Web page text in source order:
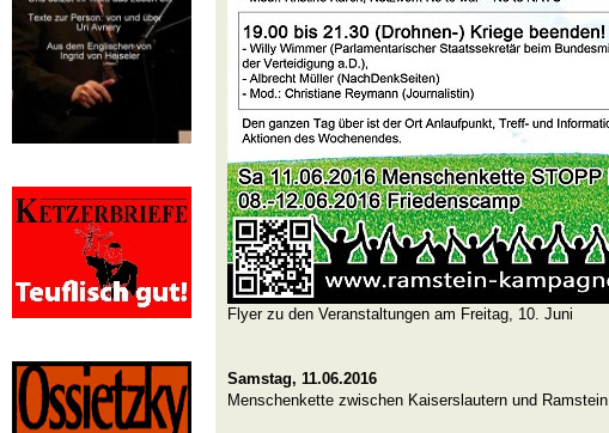
Flyer zu den Veranstaltungen am Freitag, 10. Juni
Samstag, 11.06.2016
Menschenkette zwischen Kaiserslautern und Ramstein